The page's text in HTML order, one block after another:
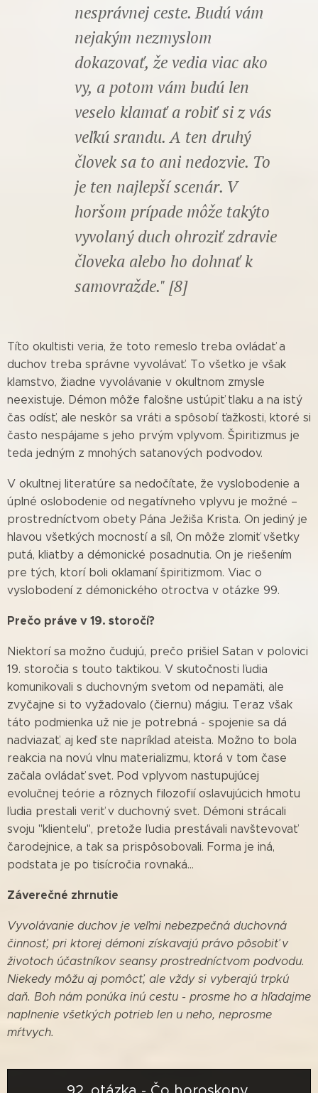
nesprávnej ceste. Budú vám
nejakým nezmyslom
dokazovať, že vedia viac ako
vy, a potom vám budú len
veselo klamať a robiť si z vás
veľkú srandu. A ten druhý
človek sa to ani nedozvie. To
je ten najlepší scenár. V
horšom prípade môže takýto
vyvolaný duch ohroziť zdravie
človeka alebo ho dohnať k
samovražde." [8]
Títo okultisti veria, že toto remeslo treba ovládať a
duchov treba správne vyvolávať. To všetko je však
klamstvo, žiadne vyvolávanie v okultnom zmysle
neexistuje. Démon môže falošne ustúpiť tlaku a na istý
čas odísť, ale neskôr sa vráti a spôsobí ťažkosti, ktoré si
často nespájame s jeho prvým vplyvom. Špiritizmus je
teda jedným z mnohých satanových podvodov.
V okultnej literatúre sa nedočítate, že vyslobodenie a
úplné oslobodenie od negatívneho vplyvu je možné –
prostredníctvom obety Pána Ježiša Krista. On jediný je
hlavou všetkých mocností a síl, On môže zlomiť všetky
putá, kliatby a démonické posadnutia. On je riešením
pre tých, ktorí boli oklamaní špiritizmom. Viac o
vyslobodení z démonického otroctva v otázke 99.
Prečo práve v 19. storočí?
Niektorí sa možno čudujú, prečo prišiel Satan v polovici
19. storočia s touto taktikou. V skutočnosti ľudia
komunikovali s duchovným svetom od nepamäti, ale
zvyčajne si to vyžadovalo (čiernu) mágiu. Teraz však
táto podmienka už nie je potrebná - spojenie sa dá
nadviazať, aj keď ste napríklad ateista. Možno to bola
reakcia na novú vlnu materializmu, ktorá v tom čase
začala ovládať svet. Pod vplyvom nastupujúcej
evolučnej teórie a rôznych filozofií oslavujúcich hmotu
ľudia prestali veriť v duchovný svet. Démoni strácali
svoju "klientelu", pretože ľudia prestávali navštevovať
čarodejnice, a tak sa prispôsobovali. Forma je iná,
podstata je po tisícročia rovnaká...
Záverečné zhrnutie
Vyvolávanie duchov je veľmi nebezpečná duchovná
činnosť, pri ktorej démoni získavajú právo pôsobiť v
životoch účastníkov seansy prostredníctvom podvodu.
Niekedy môžu aj pomôcť, ale vždy si vyberajú trpkú
daň. Boh nám ponúka inú cestu - prosme ho a hľadajme
naplnenie všetkých potrieb len u neho, neprosme
mŕtvych.